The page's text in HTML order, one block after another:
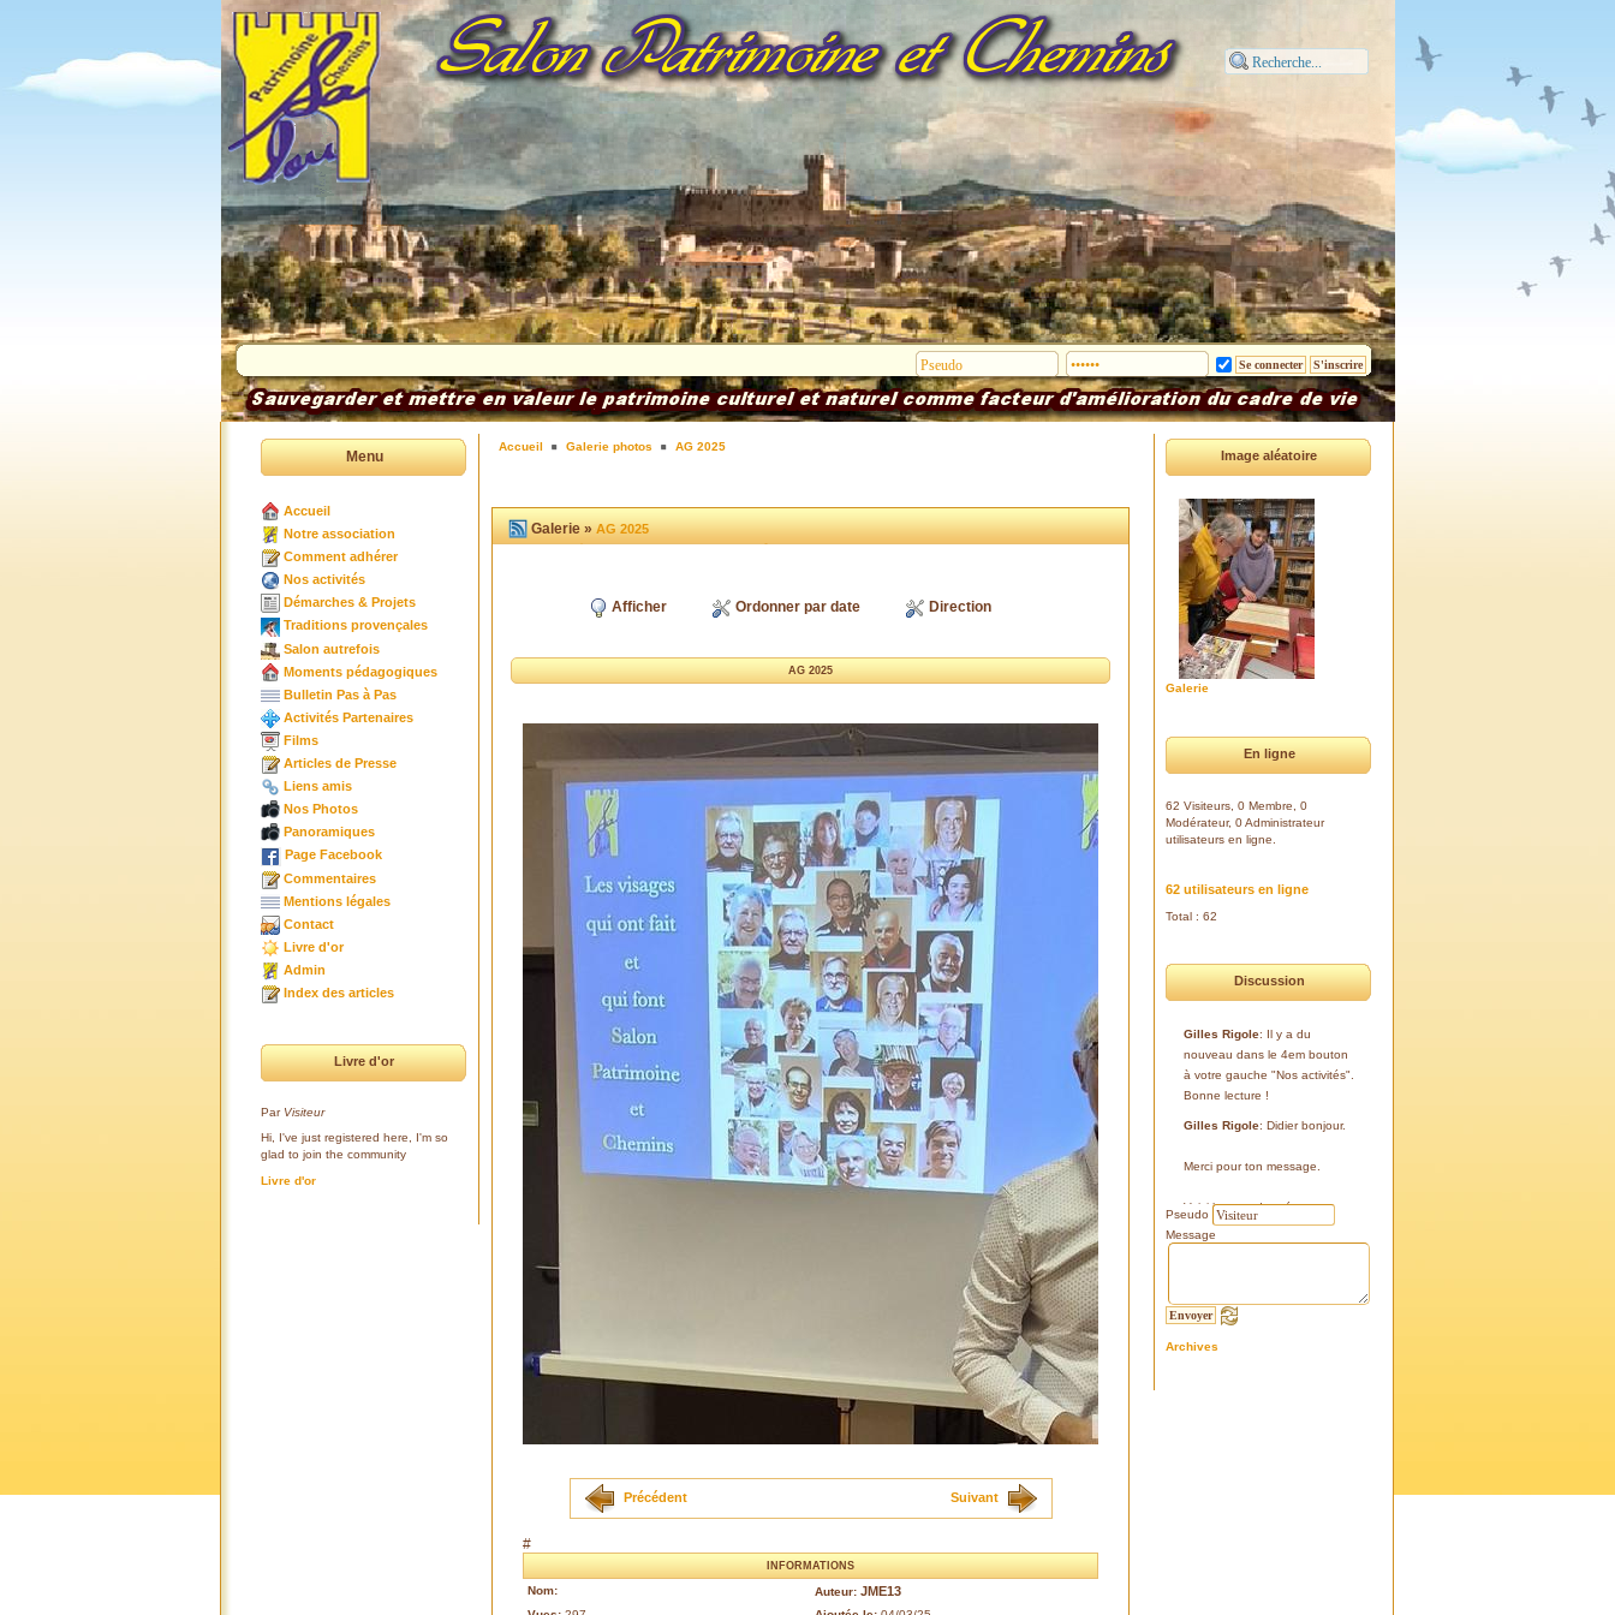
Menu
Accueil
Notre association
Comment adhérer
Nos activités
Démarches & Projets
Traditions provençales
Salon autrefois
Moments pédagogiques
Bulletin Pas à Pas
Activités Partenaires
Films
Articles de Presse
Liens amis
Nos Photos
Panoramiques
Page Facebook
Commentaires
Mentions légales
Contact
Livre d'or
Admin
Index des articles
Livre d'or
Par Visiteur
Hi, I've just registered here, I'm so
glad to join the community
Livre d'or
Image aléatoire
Galerie
En ligne
62 Visiteurs, 0 Membre, 0
Modérateur, 0 Administrateur
utilisateurs en ligne.
62 utilisateurs en ligne
Total : 62
Discussion
Gilles Rigole: Il y a du
nouveau dans le 4em bouton
à votre gauche "Nos activités".
Bonne lecture !
Gilles Rigole: Didier bonjour.
Merci pour ton message.
Voici les coordonnées:
43°38'48'' N
Si tu le peux, le veux, notre
l'Eissame, fait une sortie le
Pseudo
Message
Archives
Accueil Galerie photos AG 2025
Galerie »AG 2025
Afficher Ordonner par date Direction
AG 2025
Précédent Suivant
#
INFORMATIONS
Nom: Auteur: JME13